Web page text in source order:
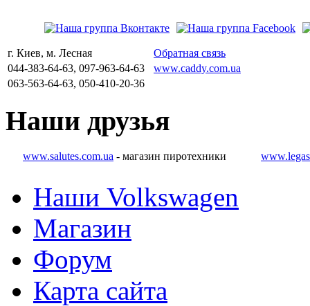
г. Киев, м. Лесная
Обратная связь
044-383-64-63, 097-963-64-63
www.caddy.com.ua
063-563-64-63, 050-410-20-36
Наши друзья
www.salutes.com.ua - магазин пиротехники
Наши Volkswagen
Магазин
Форум
Карта сайта